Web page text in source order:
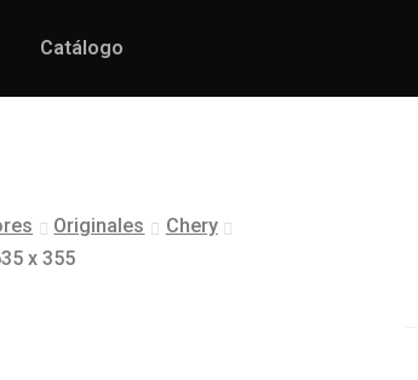
Catálogo
Originales
Chery
x 355